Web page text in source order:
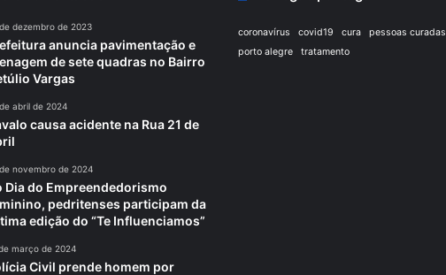
dezembro de 2023
anuncia pavimentação e
de sete quadras no Bairro
Vargas
abril de 2024
causa acidente na Rua 21 de
novembro de 2024
Dia do Empreendedorismo
pedritenses participam da
edição do “Te Influenciamos”
março de 2024
Civil prende homem por
coronavírus covid19 cura
pessoas curadas
porto alegre
tratamento